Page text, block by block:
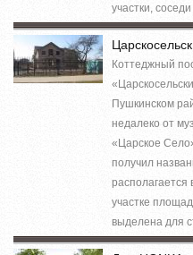
участки, соседи
Коттеджный
Пушкинском
недалеко от
«Царское
получил
располагается
участке
выделена для